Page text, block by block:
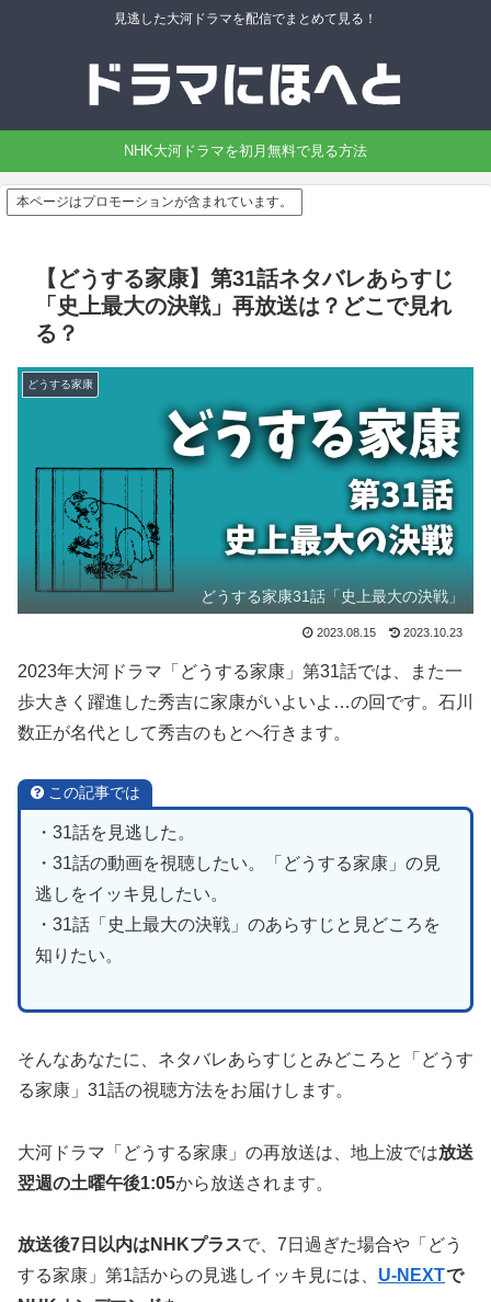
見逃した大河ドラマを配信でまとめて見る！
NHK大河ドラマを初月無料で見る方法
本ページはプロモーションが含まれています。
【どうする家康】第31話ネタバレあらすじ
「史上最大の決戦」再放送は？どこで見れ
る？
どうする家康
どうする家康31話「史上最大の決戦」
2023.08.15 2023.10.23
2023年大河ドラマ「どうする家康」第31話では、また一
歩大きく躍進した秀吉に家康がいよいよ…の回です。石川
数正が名代として秀吉のもとへ行きます。
この記事では
・31話を見逃した。
・31話の動画を視聴したい。「どうする家康」の見
逃しをイッキ見したい。
・31話「史上最大の決戦」のあらすじと見どころを
知りたい。
そんなあなたに、ネタバレあらすじとみどころと「どうす
る家康」31話の視聴方法をお届けします。
大河ドラマ「どうする家康」の再放送は、地上波では放送
翌週の土曜午後1:05から放送されます。
放送後7日以内はNHKプラスで、7日過ぎた場合や「どう
する家康」第1話からの見逃しイッキ見には、 U-NEXTで